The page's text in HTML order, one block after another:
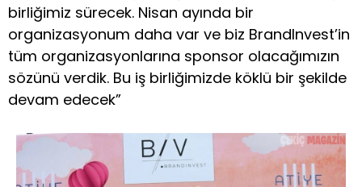
birliğimiz sürecek. Nisan ayında bir
organizasyonum daha var ve biz BrandInvest’in
tüm organizasyonlarına sponsor olacağımızın
sözünü verdik. Bu iş birliğimizde köklü bir şekilde
devam edecek”